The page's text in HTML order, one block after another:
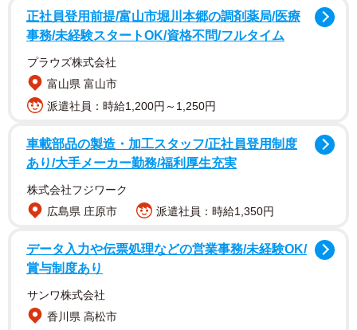
※Liccaさん提供
そんな経験をリアルに思い起こさせるこの作品に対し、
SNSユーザー達からは
「朝から最高すぎます、、本物で真似してみてもいいです
正社員登用前提/富山市堀川本郷の調剤薬局/医療
事務/未経験スタートOK/資格不問/フルタイム
プラウズ株式会社
富山県 富山市
派遣社員：時給1,200円～1,250円
車載部品の製造・加工スタッフ/正社員登用制度
あり/大手メーカー勤務/福利厚生充実
株式会社フジワーク
広島県 庄原市
派遣社員：時給1,350円
データ入力や伝票処理などの営業事務/未経験OK/
賞与制度あり
サンワ株式会社
香川県 高松市